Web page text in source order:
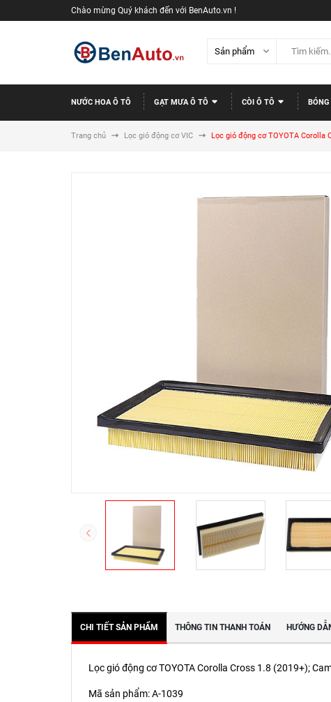
Chào mừng Quý khách đến với BenAuto.vn !
NƯỚC HOA Ô TÔ GẠT MƯA Ô TÔ CÒI Ô TÔ
Trang chủ Lọc gió động cơ VIC Lọc gió động cơ TOYOTA Corolla
CHI TIẾT SẢN PHẨM THÔNG TIN THANH TOÁN HƯỚNG
Lọc gió động cơ TOYOTA Corolla Cross 1.8 (2019+);
Mã sản phẩm: A-1039